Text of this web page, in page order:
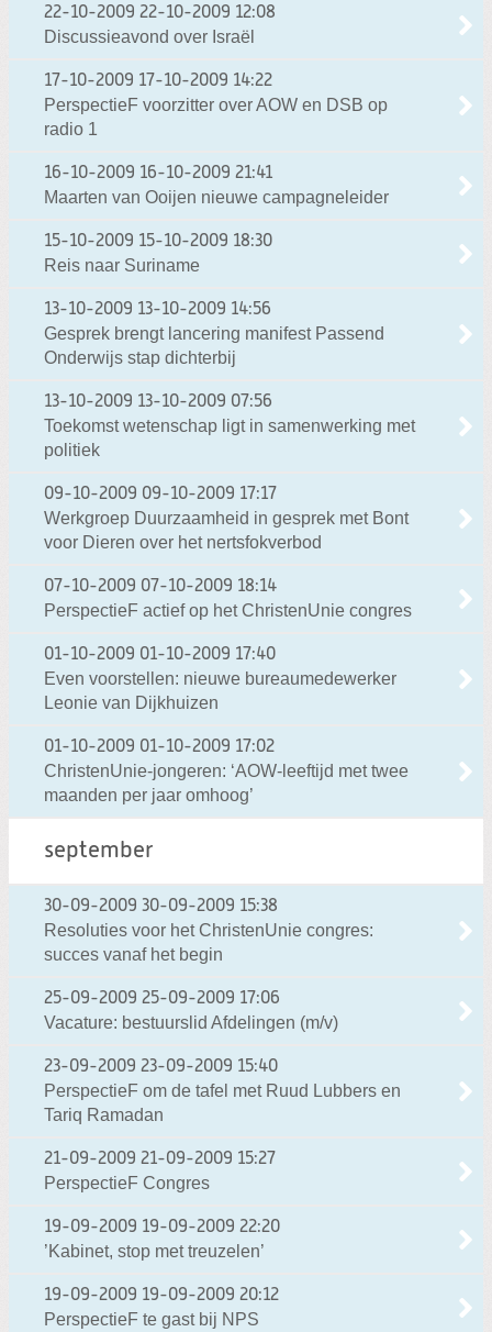
22-10-2009 22-10-2009 12:08
Discussieavond over Israël
17-10-2009 17-10-2009 14:22
PerspectieF voorzitter over AOW en DSB op
radio 1
16-10-2009 16-10-2009 21:41
Maarten van Ooijen nieuwe campagneleider
15-10-2009 15-10-2009 18:30
Reis naar Suriname
13-10-2009 13-10-2009 14:56
Gesprek brengt lancering manifest Passend
Onderwijs stap dichterbij
13-10-2009 13-10-2009 07:56
Toekomst wetenschap ligt in samenwerking met
politiek
09-10-2009 09-10-2009 17:17
Werkgroep Duurzaamheid in gesprek met Bont
voor Dieren over het nertsfokverbod
07-10-2009 07-10-2009 18:14
PerspectieF actief op het ChristenUnie congres
01-10-2009 01-10-2009 17:40
Even voorstellen: nieuwe bureaumedewerker
Leonie van Dijkhuizen
01-10-2009 01-10-2009 17:02
ChristenUnie-jongeren: ‘AOW-leeftijd met twee
maanden per jaar omhoog’
september
30-09-2009 30-09-2009 15:38
Resoluties voor het ChristenUnie congres:
succes vanaf het begin
25-09-2009 25-09-2009 17:06
Vacature: bestuurslid Afdelingen (m/v)
23-09-2009 23-09-2009 15:40
PerspectieF om de tafel met Ruud Lubbers en
Tariq Ramadan
21-09-2009 21-09-2009 15:27
PerspectieF Congres
19-09-2009 19-09-2009 22:20
’Kabinet, stop met treuzelen’
19-09-2009 19-09-2009 20:12
PerspectieF te gast bij NPS